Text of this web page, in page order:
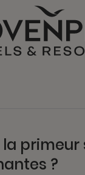
primeur
?